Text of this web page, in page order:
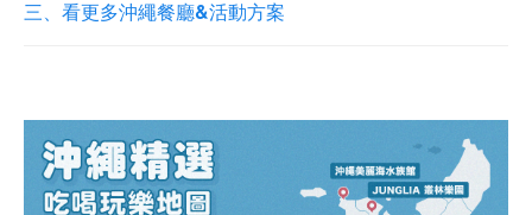
三、看更多沖繩餐廳&活動方案